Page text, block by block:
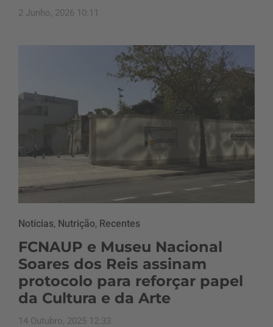
2 Junho, 2026 10:11
Notícias, Nutrição, Recentes
FCNAUP e Museu Nacional
Soares dos Reis assinam
protocolo para reforçar papel
da Cultura e da Arte
14 Outubro, 2025 12:33